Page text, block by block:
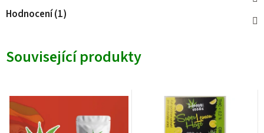
Hodnocení (1)
Související produkty